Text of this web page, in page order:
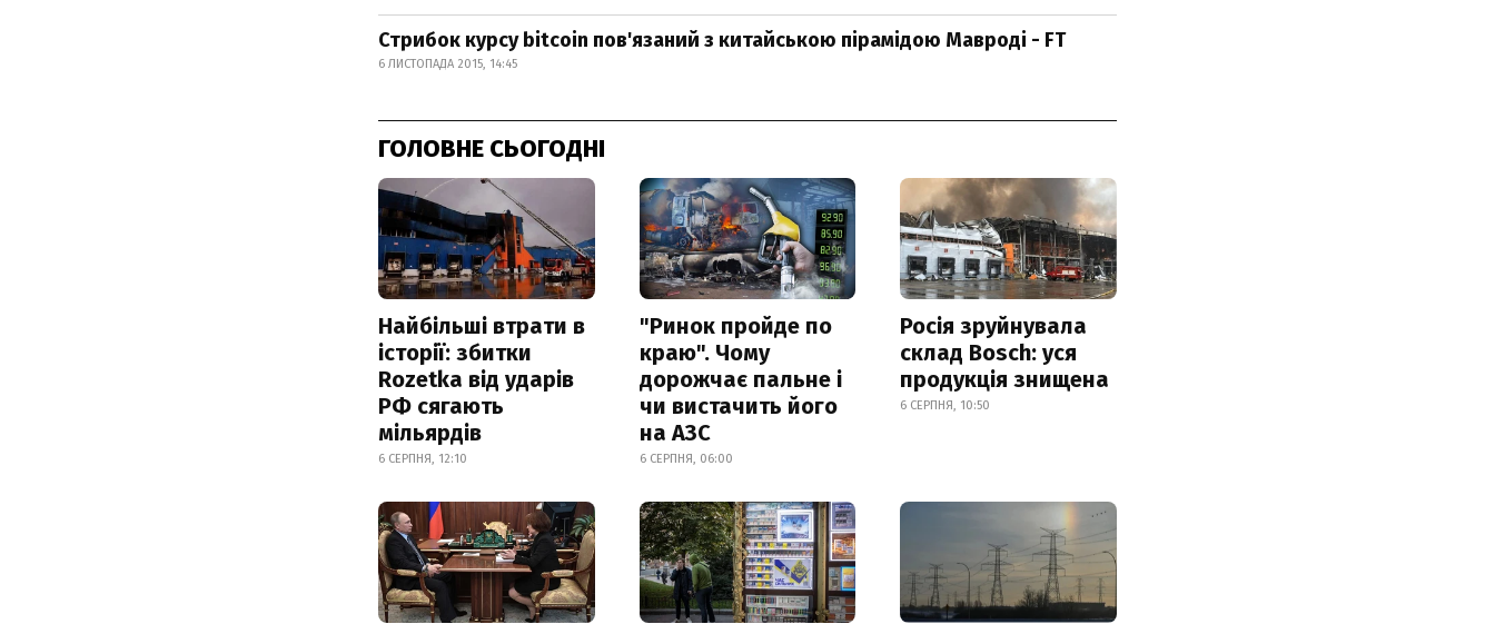
Стрибок курсу bitcoin пов'язаний з китайською пірамідою Мавроді - FT
6 ЛИСТОПАДА 2015, 14:45
ГОЛОВНЕ СЬОГОДНІ
Найбільші втрати в
історії: збитки
Rozetka від ударів
РФ сягають
мільярдів
6 СЕРПНЯ, 12:10
"Ринок пройде по
краю". Чому
дорожчає пальне і
чи вистачить його
на АЗС
6 СЕРПНЯ, 06:00
Росія зруйнувала
склад Bosch: уся
продукція знищена
6 СЕРПНЯ, 10:50